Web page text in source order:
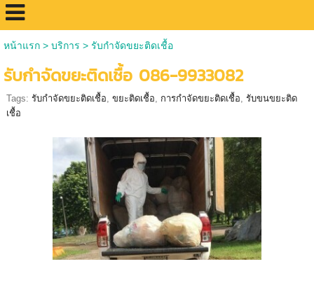
หน้าแรก> บริการ > รับกำจัดขยะติดเชื้อ
รับกำจัดขยะติดเชื้อ 086-9933082
Tags: รับกำจัดขยะติดเชื้อ, ขยะติดเชื้อ, การกำจัดขยะติดเชื้อ, รับขนขยะติด
เชื้อ